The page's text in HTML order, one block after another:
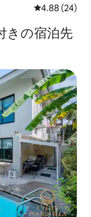
レビュー24
4.88 (24)
きの宿泊先